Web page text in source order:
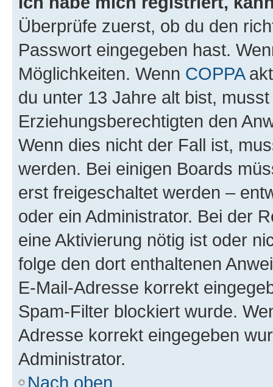
Überprüfe zuerst, ob du den
Passwort eingegeben hast.
Möglichkeiten. Wenn COPPA
du unter 13 Jahre alt bist,
Erziehungsberechtigten den
Wenn dies nicht der Fall ist,
werden. Bei einigen Boards
erst freigeschaltet werden –
oder ein Administrator. Bei der
eine Aktivierung nötig ist oder
folge den dort enthaltenen
E-Mail-Adresse korrekt
Spam-Filter blockiert wurde.
Adresse korrekt eingegeben
Administrator.
Nach oben